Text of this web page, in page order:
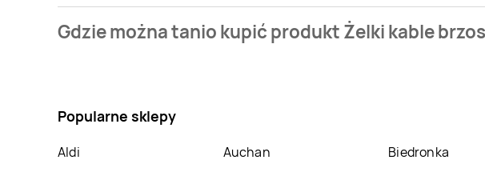
brzoskwiniowe Żelki gumizaury kosztuje od 3,49 zł.
Gdzie można tanio kupić produkt Żelki kable
Popularne sklepy
Aldi Auchan Biedronka